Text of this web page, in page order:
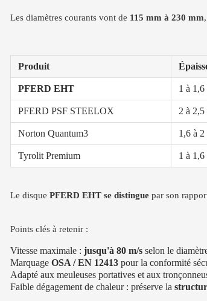
Les diamètres courants vont de 115 mm à 230 mm
Produit
PFERD EHT 1 à 1,6
PFERD PSF STEELOX 2 à 2,5
Norton Quantum3 1,6 à 2
Tyrolit Premium 1 à 1,6
Le disque PFERD EHT se distingue par son
Points clés à retenir :
Vitesse maximale : jusqu'à 80 m/s selon le
Marquage OSA / EN 12413 pour la conformité
Adapté aux meuleuses portatives et aux
Faible dégagement de chaleur : préserve la